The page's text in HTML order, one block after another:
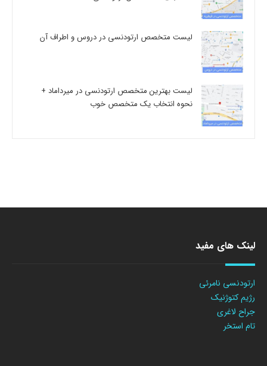
لیست متخصص ارتودنسی در دروس و اطراف آن
لیست بهترین متخصص ارتودنسی در میرداماد +
نحوه انتخاب یک متخصص خوب
لینک های مفید
ارتودنسی نامرئی
رژیم کتوژنیک
جراح لاغری
تام استخر